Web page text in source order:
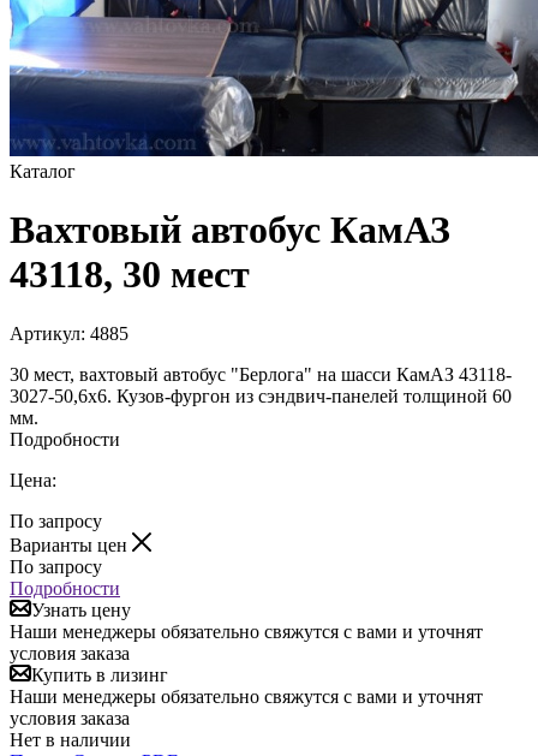
Каталог
Вахтовый автобус КамАЗ
43118, 30 мест
Артикул: 4885
30 мест, вахтовый автобус "Берлога" на шасси КамАЗ 43118-
3027-50,6х6. Кузов-фургон из сэндвич-панелей толщиной 60
мм.
Подробности
Цена:
По запросу
Варианты цен
По запросу
Подробности
Узнать цену
Наши менеджеры обязательно свяжутся с вами и уточнят
условия заказа
Купить в лизинг
Наши менеджеры обязательно свяжутся с вами и уточнят
условия заказа
Нет в наличии